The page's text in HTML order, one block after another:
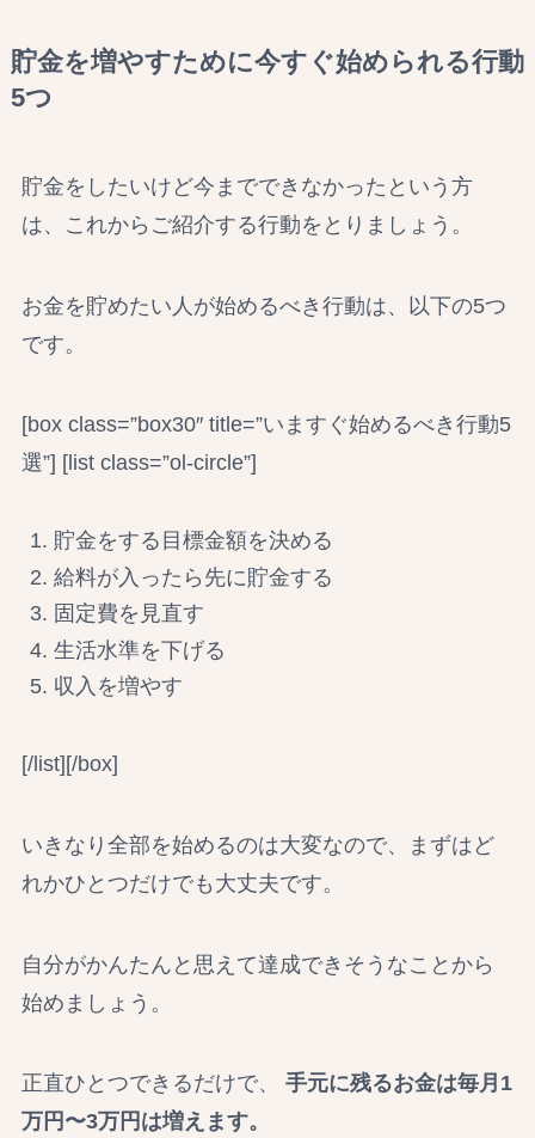
貯金を増やすために今すぐ始められる行動
5つ
貯金をしたいけど今までできなかったという方
は、これからご紹介する行動をとりましょう。
お金を貯めたい人が始めるべき行動は、以下の5つ
です。
[box class=”box30″ title=”いますぐ始めるべき行動5
選”] [list class=”ol-circle”]
貯金をする目標金額を決める
給料が入ったら先に貯金する
固定費を見直す
生活水準を下げる
収入を増やす
[/list][/box]
いきなり全部を始めるのは大変なので、まずはど
れかひとつだけでも大丈夫です。
自分がかんたんと思えて達成できそうなことから
始めましょう。
正直ひとつできるだけで、
手元に残るお金は毎月1
万円〜3万円は増えます。